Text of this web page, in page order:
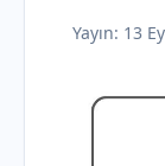
Yayın: 13